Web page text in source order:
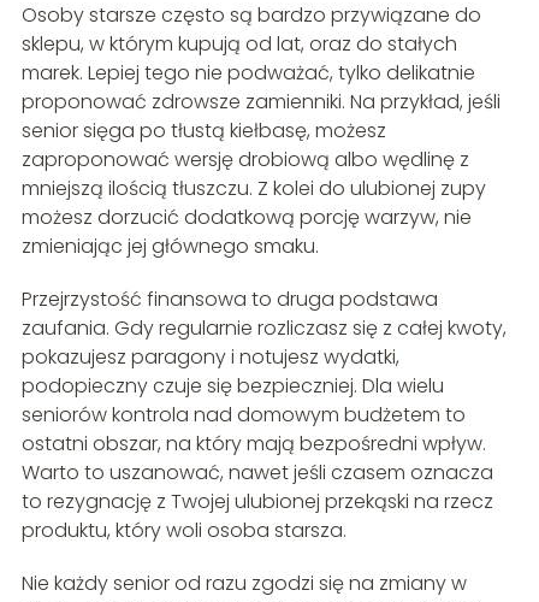
Osoby starsze często są bardzo przywiązane do
sklepu, w którym kupują od lat, oraz do stałych
marek. Lepiej tego nie podważać, tylko delikatnie
proponować zdrowsze zamienniki. Na przykład, jeśli
senior sięga po tłustą kiełbasę, możesz
zaproponować wersję drobiową albo wędlinę z
mniejszą ilością tłuszczu. Z kolei do ulubionej zupy
możesz dorzucić dodatkową porcję warzyw, nie
zmieniając jej głównego smaku.
Przejrzystość finansowa to druga podstawa
zaufania. Gdy regularnie rozliczasz się z całej kwoty,
pokazujesz paragony i notujesz wydatki,
podopieczny czuje się bezpieczniej. Dla wielu
seniorów kontrola nad domowym budżetem to
ostatni obszar, na który mają bezpośredni wpływ.
Warto to uszanować, nawet jeśli czasem oznacza
to rezygnację z Twojej ulubionej przekąski na rzecz
produktu, który woli osoba starsza.
Nie każdy senior od razu zgodzi się na zmiany w